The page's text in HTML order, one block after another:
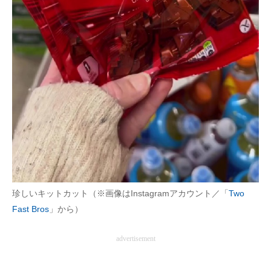
珍しいキットカット（※画像はInstagramアカウント／「 Two
Fast Bros 」から）
advertisement